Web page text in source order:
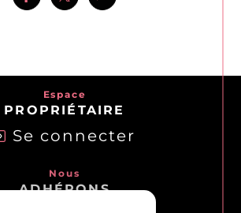
Espace
PROPRIÉTAIRE
Se connecter
Nous
ADHÉRONS